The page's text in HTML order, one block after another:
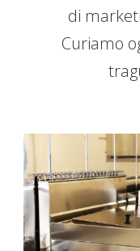
di
Curiamo